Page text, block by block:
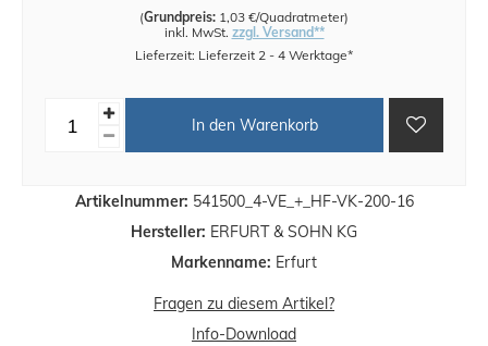
Artikelnummer: 541500_4-VE_+_HF-VK-200-16
Hersteller: ERFURT & SOHN KG
Markenname: Erfurt
(Grundpreis: 1,03 €/Quadratmeter)
inkl. MwSt. zzgl. Versand**
Lieferzeit: Lieferzeit 2 - 4 Werktage*
In den Warenkorb
Fragen zu diesem Artikel?
Info-Download